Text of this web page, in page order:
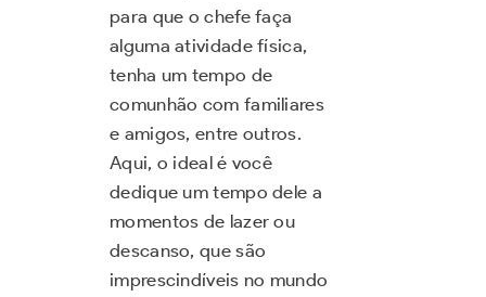
para que o chefe faça
alguma atividade física,
tenha um tempo de
comunhão com familiares
e amigos, entre outros.
Aqui, o ideal é você
dedique um tempo dele a
momentos de lazer ou
descanso, que são
imprescindíveis no mundo